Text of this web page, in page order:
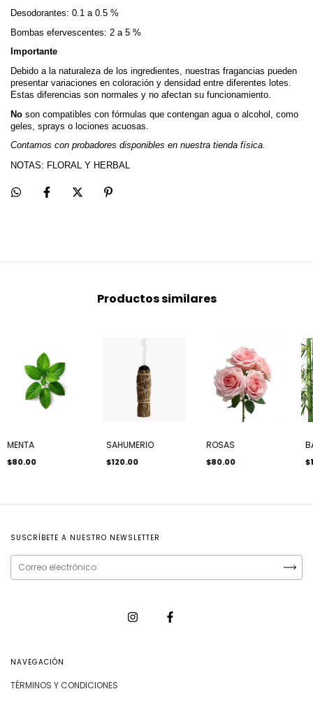
Desodorantes: 0.1 a 0.5 %
Bombas efervescentes: 2 a 5 %
Importante
Debido a la naturaleza de los ingredientes, nuestras fragancias pueden
presentar variaciones en coloración y densidad entre diferentes lotes.
Estas diferencias son normales y no afectan su funcionamiento.
No son compatibles con fórmulas que contengan agua o alcohol, como
geles, sprays o lociones acuosas.
Contamos con probadores disponibles en nuestra tienda física.
NOTAS: FLORAL Y HERBAL
Productos similares
MENTA
$80.00
SAHUMERIO
$120.00
ROSAS
$80.00
SUSCRÍBETE A NUESTRO NEWSLETTER
NAVEGACIÓN
TÉRMINOS Y CONDICIONES